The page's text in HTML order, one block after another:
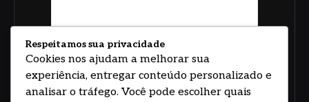
Respeitamos sua privacidade
Cookies nos ajudam a melhorar sua
experiência, entregar conteúdo personalizado e
analisar o tráfego. Você pode escolher quais